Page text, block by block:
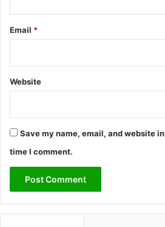
g
e
n
Email *
Website
Save my name, email, and website
time I comment.